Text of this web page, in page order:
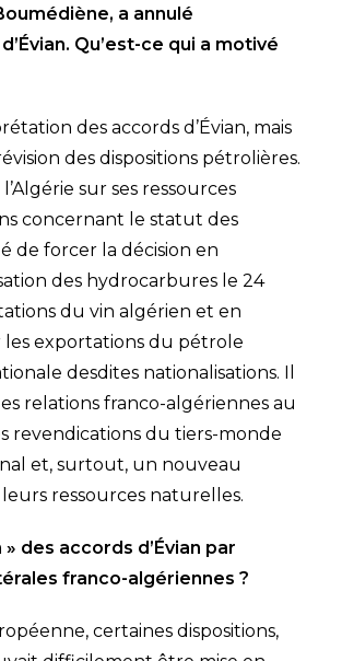
a annulé
Qu’est-ce qui a motivé
des accords d’Évian, mais
des dispositions pétrolières.
sur ses ressources
concernant le statut des
de forcer la décision en
des hydrocarbures le 24
du vin algérien et en
les exportations du pétrole
desdites nationalisations. Il
relations franco-algériennes au
revendications du tiers-monde
et, surtout, un nouveau
ressources naturelles.
des accords d’Évian par
franco-algériennes ?
certaines dispositions,